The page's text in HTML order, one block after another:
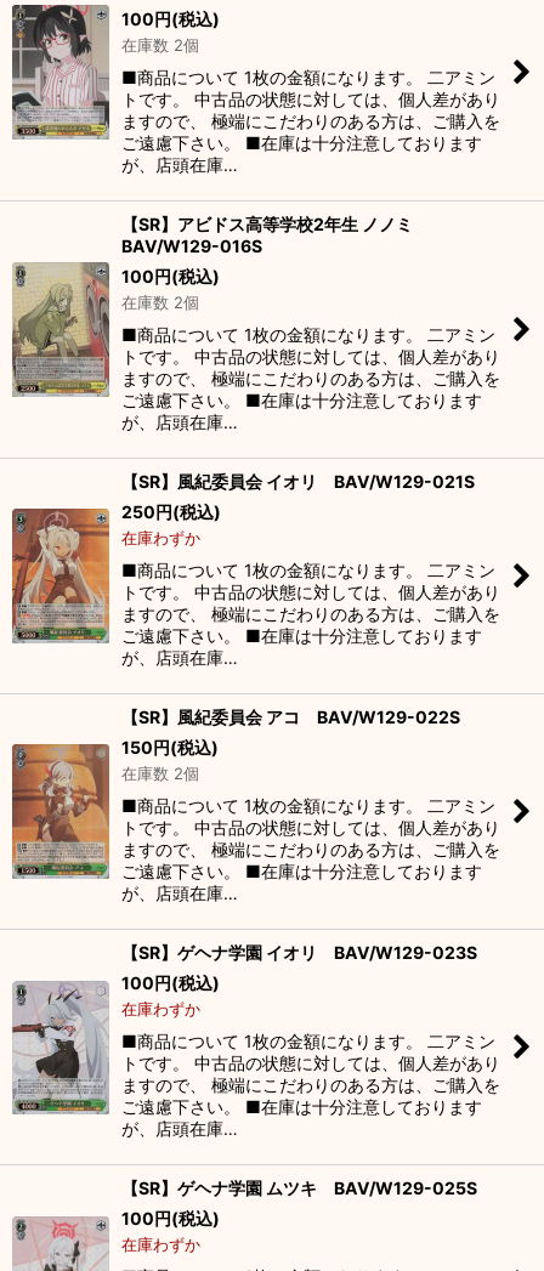
100円(税込)
在庫数 2個
■商品について 1枚の金額になります。 二アミン
トです。 中古品の状態に対しては、個人差があり
ますので、 極端にこだわりのある方は、ご購入を
ご遠慮下さい。 ■在庫は十分注意しております
が、店頭在庫…
【SR】アビドス高等学校2年生 ノノミ
BAV/W129-016S
100円(税込)
在庫数 2個
■商品について 1枚の金額になります。 二アミン
トです。 中古品の状態に対しては、個人差があり
ますので、 極端にこだわりのある方は、ご購入を
ご遠慮下さい。 ■在庫は十分注意しております
が、店頭在庫…
【SR】風紀委員会 イオリ BAV/W129-021S
250円(税込)
在庫わずか
■商品について 1枚の金額になります。 二アミン
トです。 中古品の状態に対しては、個人差があり
ますので、 極端にこだわりのある方は、ご購入を
ご遠慮下さい。 ■在庫は十分注意しております
が、店頭在庫…
【SR】風紀委員会 アコ BAV/W129-022S
150円(税込)
在庫数 2個
■商品について 1枚の金額になります。 二アミン
トです。 中古品の状態に対しては、個人差があり
ますので、 極端にこだわりのある方は、ご購入を
ご遠慮下さい。 ■在庫は十分注意しております
が、店頭在庫…
【SR】ゲヘナ学園 イオリ BAV/W129-023S
100円(税込)
在庫わずか
■商品について 1枚の金額になります。 二アミン
トです。 中古品の状態に対しては、個人差があり
ますので、 極端にこだわりのある方は、ご購入を
ご遠慮下さい。 ■在庫は十分注意しております
が、店頭在庫…
【SR】ゲヘナ学園 ムツキ BAV/W129-025S
100円(税込)
在庫わずか